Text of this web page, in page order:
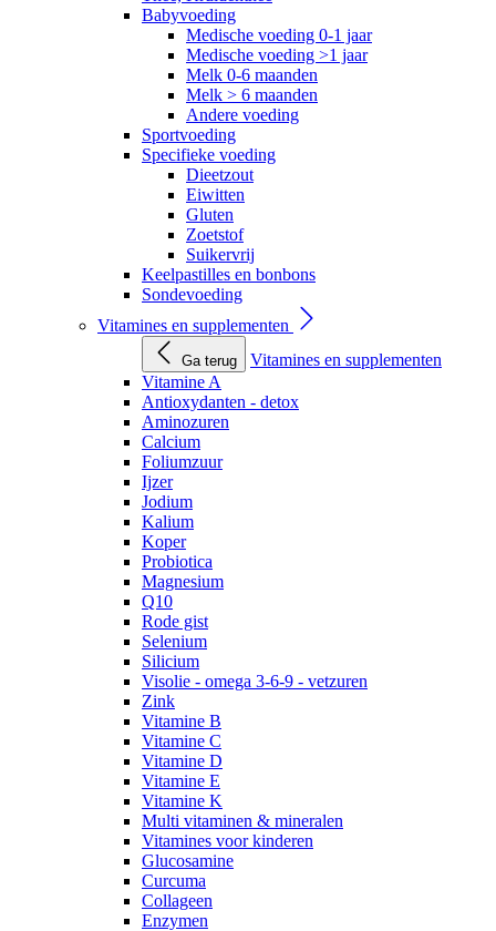
Babyvoeding
Medische voeding 0-1 jaar
Medische voeding >1 jaar
Melk 0-6 maanden
Melk > 6 maanden
Andere voeding
Sportvoeding
Specifieke voeding
Dieetzout
Eiwitten
Gluten
Zoetstof
Suikervrij
Keelpastilles en bonbons
Sondevoeding
Vitamines en supplementen
Ga terug
Vitamines en supplementen
Vitamine A
Antioxydanten - detox
Aminozuren
Calcium
Foliumzuur
Ijzer
Jodium
Kalium
Koper
Probiotica
Magnesium
Q10
Rode gist
Selenium
Silicium
Visolie - omega 3-6-9 - vetzuren
Zink
Vitamine B
Vitamine C
Vitamine D
Vitamine E
Vitamine K
Multi vitaminen & mineralen
Vitamines voor kinderen
Glucosamine
Curcuma
Collageen
Enzymen